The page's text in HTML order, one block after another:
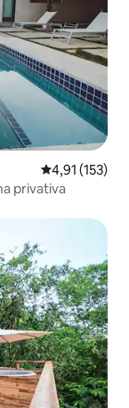
4,91 de uma
4,91 (153)
privativa